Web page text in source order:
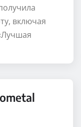
включая